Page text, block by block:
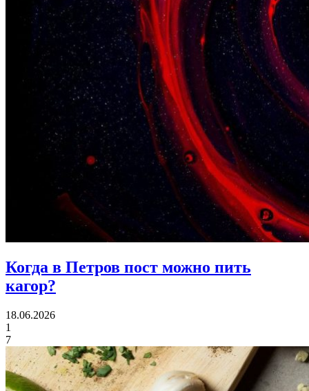
Когда в Петров пост можно пить
кагор?
18.06.2026
1
7